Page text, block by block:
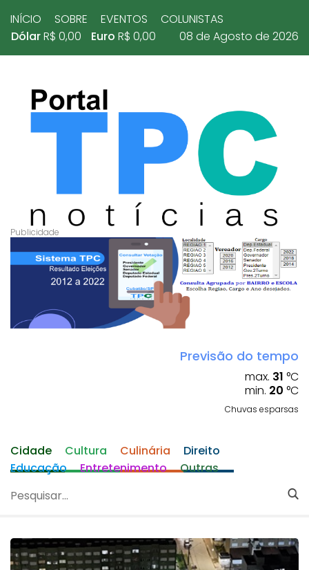
INÍCIO SOBRE EVENTOS
COLUNISTAS
DólarR$ 0,00 Euro R$ 0,00 08 de Agosto de 2026
Previsão do tempo
max. 31 °C
min. 20 °C
Chuvas esparsas
Cidade Cultura Culinária
Direito
Educação
Entretenimento Outras